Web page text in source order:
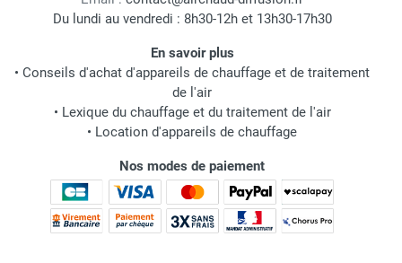
Du lundi au vendredi : 8h30-12h et 13h30-17h30
En savoir plus
• Conseils d'achat d'appareils de chauffage et de traitement
de l'air
• Lexique du chauffage et du traitement de l'air
• Location d'appareils de chauffage
Nos modes de paiement